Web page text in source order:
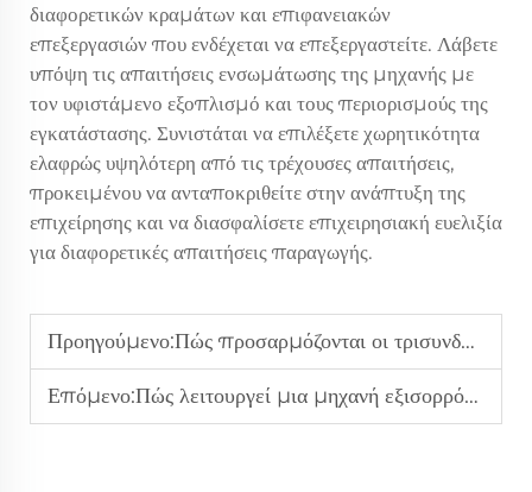
διαφορετικών κραμάτων και επιφανειακών
επεξεργασιών που ενδέχεται να επεξεργαστείτε. Λάβετε
υπόψη τις απαιτήσεις ενσωμάτωσης της μηχανής με
τον υφιστάμενο εξοπλισμό και τους περιορισμούς της
εγκατάστασης. Συνιστάται να επιλέξετε χωρητικότητα
ελαφρώς υψηλότερη από τις τρέχουσες απαιτήσεις,
προκειμένου να ανταποκριθείτε στην ανάπτυξη της
επιχείρησης και να διασφαλίσετε επιχειρησιακή ευελιξία
για διαφορετικές απαιτήσεις παραγωγής.
Προηγούμενο:Πώς προσαρμόζονται οι τρισυνδυασμένες μηχανές τροφοδοσίας για την αυτοματοποίηση εργοστασίων;
Επόμενο:Πώς λειτουργεί μια μηχανή εξισορρόπησης το 2026;